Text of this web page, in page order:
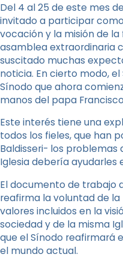
Del 4 al 25 de este mes
invitado a participar
vocación y la misión de
asamblea extraordinaria
suscitado muchas
noticia. En cierto modo,
Sínodo que ahora
manos del papa
Este interés tiene una
todos los fieles, que han
Baldisseri- los problemas
Iglesia debería ayudarles
El documento de trabajo
reafirma la voluntad de la
valores incluidos en la
sociedad y de la misma
que el Sínodo reafirmará
el mundo actual.